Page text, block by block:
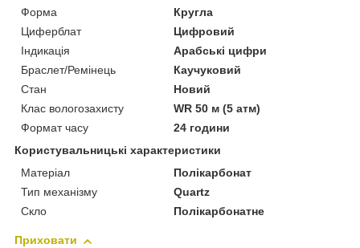
Форма
Кругла
Циферблат
Цифровий
Індикація
Арабські цифри
Браслет/Ремінець
Каучуковий
Стан
Новий
Клас вологозахисту
WR 50 м (5 атм)
Формат часу
24 години
Користувальницькі характеристики
Матеріал
Полікарбонат
Тип механізму
Quartz
Скло
Полікарбонатне
Приховати